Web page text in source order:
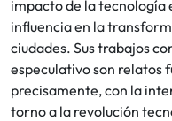
impacto de la tecnología
influencia en la
ciudades. Sus trabajos
especulativo son relatos
precisamente, con la
torno a la revolución